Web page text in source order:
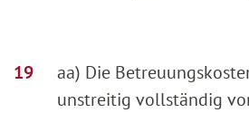
aa) Die
unstreitig vollständig